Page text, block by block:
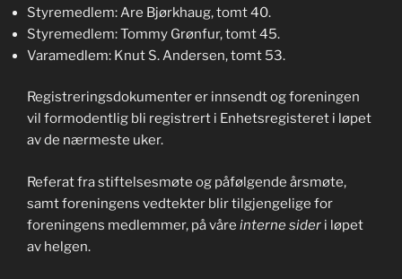
Styremedlem: Are Bjørkhaug, tomt 40.
Styremedlem: Tommy Grønfur, tomt 45.
Varamedlem: Knut S. Andersen, tomt 53.
Registreringsdokumenter er innsendt og foreningen
vil formodentlig bli registrert i Enhetsregisteret i løpet
av de nærmeste uker.
Referat fra stiftelsesmøte og påfølgende årsmøte,
samt foreningens vedtekter blir tilgjengelige for
foreningens medlemmer, på våre interne sider i løpet
av helgen.